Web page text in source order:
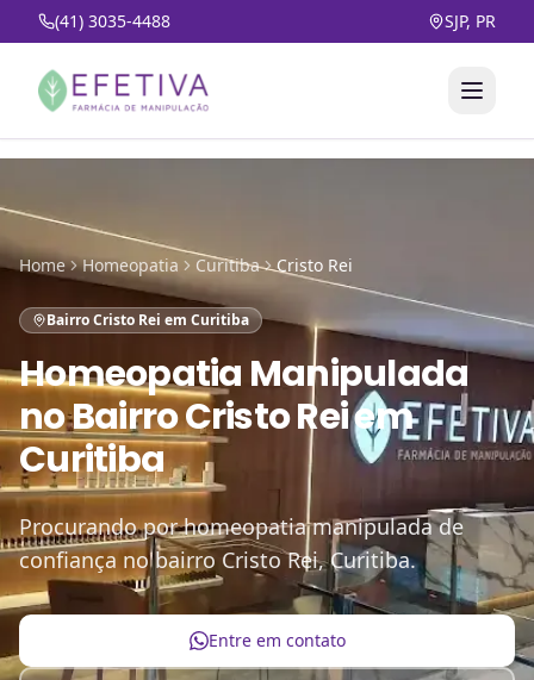
(41) 3035-4488 SJP, PR
Home Homeopatia Curitiba Cristo Rei
Bairro Cristo Rei em Curitiba
Homeopatia Manipulada
noBairro Cristo Rei em
Curitiba
Procurando por homeopatia manipulada de
confiança no bairro Cristo Rei, Curitiba.
Entre em contato